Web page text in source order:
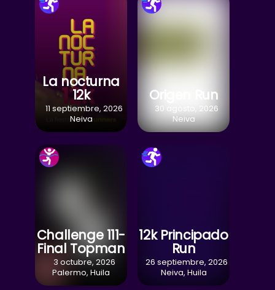
La nocturna
12k
11 septiembre, 2026
Neiva
Origen Run
30 agosto, 2026
Neiva
Challenge 111-
Final Topman
3 octubre, 2026
Palermo, Huila
12k Principado
Run
26 septiembre, 2026
Neiva, Huila